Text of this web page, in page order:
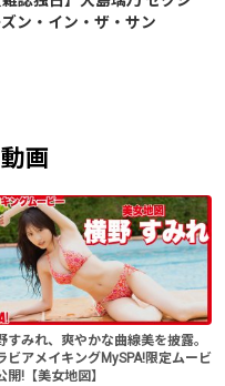
ン・イン・ザ・サン
画
すみれ、爽やかな曲線美を披露。
ビアメイキングMySPA!限定ムービ
開!【美女地図】